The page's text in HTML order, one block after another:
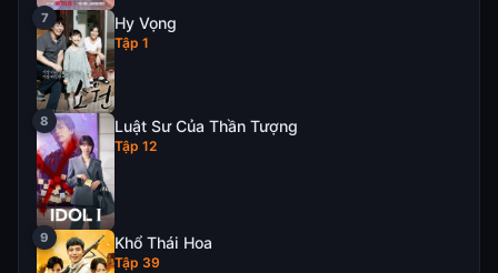
Hy Vọng
Tập 1
Luật Sư Của Thần Tượng
Tập 12
Khổ Thái Hoa
Tập 39